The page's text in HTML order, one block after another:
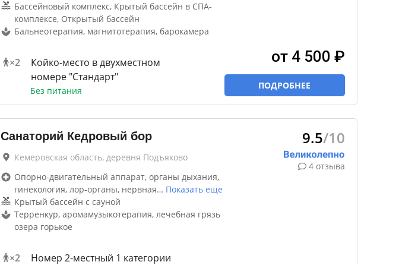
Бассейновый комплекс, Крытый бассейн в СПА-
комплексе, Открытый бассейн
Бальнеотерапия, магнитотерапия, барокамера
×2
Койко-место в двухместном
номере "Стандарт"
Без питания
от 4 500 ₽
ПОДРОБНЕЕ
Санаторий Кедровый бор
Кемеровская область, деревня Подъяково
Опорно-двигательный аппарат, органы дыхания,
гинекология, лор-органы, нервная… Показать еще
Крытый бассейн с сауной
Терренкур, аромамузыкотерапия, лечебная грязь
озера горькое
×2 Номер 2-местный 1 категории
9.5/10
4 отзыва